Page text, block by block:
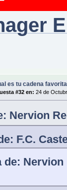
es tu cadena
#32 en: 24 de
Nervion
F.C.
de: Nervion